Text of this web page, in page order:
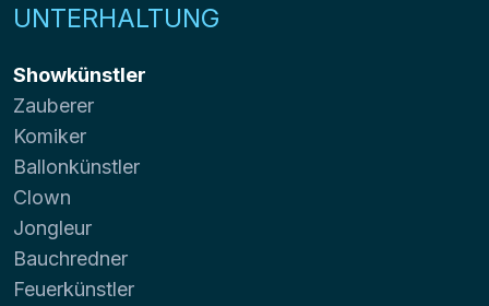
UNTERHALTUNG
Showkünstler
Zauberer
Komiker
Ballonkünstler
Clown
Jongleur
Bauchredner
Feuerkünstler